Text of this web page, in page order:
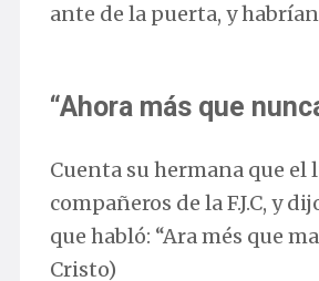
ante de la puerta, y
“Ahora más que
Cuenta su hermana que el
compañeros de la F.J.C, y
que habló: “Ara més que
Cristo)